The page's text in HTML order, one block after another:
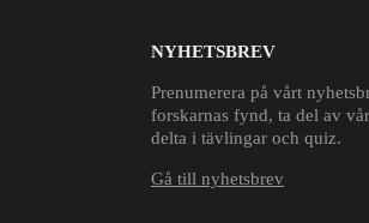
NYHETSBREV
Prenumerera på vårt
forskarnas fynd, ta del av
delta i tävlingar och quiz.
Gå till nyhetsbrev